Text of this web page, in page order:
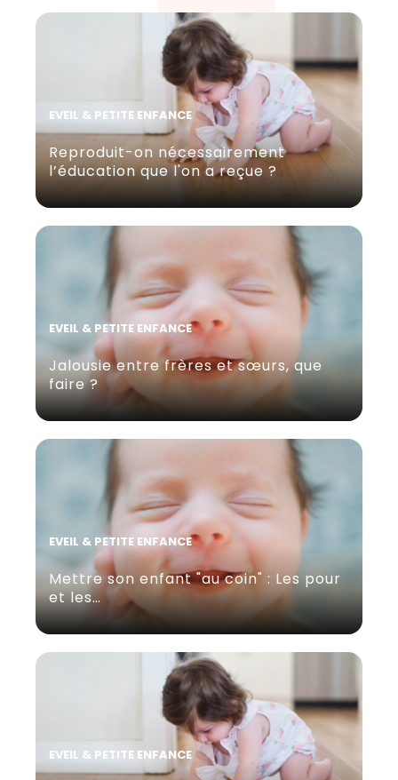
EVEIL & PETITE ENFANCE
Reproduit-on nécessairement
l’éducation que l'on a reçue ?
EVEIL & PETITE ENFANCE
Jalousie entre frères et sœurs, que
faire ?
EVEIL & PETITE ENFANCE
Mettre son enfant "au coin" : Les pour
et les…
EVEIL & PETITE ENFANCE